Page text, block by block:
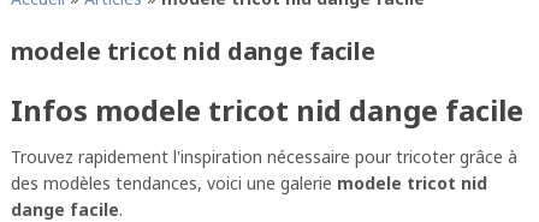
modele tricot nid dange facile
Infos modele tricot nid dange facile
Trouvez rapidement l'inspiration nécessaire pour tricoter grâce à
des modèles tendances, voici une galerie modele tricot nid
dange facile.